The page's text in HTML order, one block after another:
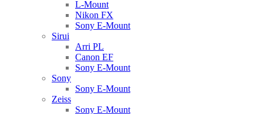
L-Mount
Nikon FX
Sony E-Mount
Sirui
Arri PL
Canon EF
Sony E-Mount
Sony
Sony E-Mount
Zeiss
Sony E-Mount